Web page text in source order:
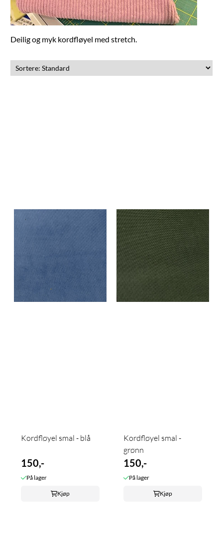
Deilig og myk kordfløyel med stretch.
Kordfløyel smal - blå
150,-
På lager
Kjøp
Kordfløyel smal -
grønn
150,-
På lager
Kjøp